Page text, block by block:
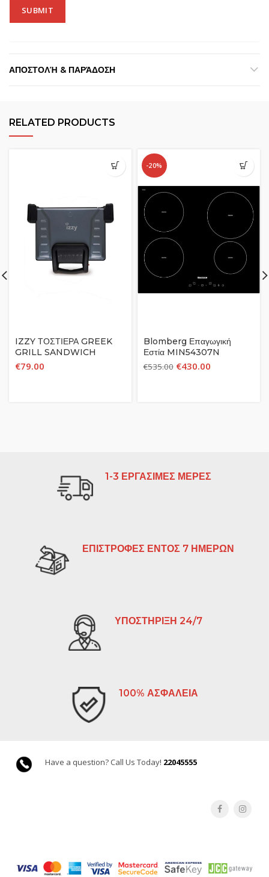
ΑΠΟΣΤΟΛΉ & ΠΑΡΆΔΟΣΗ
RELATED PRODUCTS
IZZY ΤΟΣΤΙΕΡΑ GREEK
GRILL SANDWICH
MAKER
€79.00
-20%
Blomberg Επαγωγική
Εστία MIN54307N
€535.00 €430.00
1-3 ΕΡΓΑΣΙΜΕΣ ΜΕΡΕΣ
ΕΠΙΣΤΡΟΦΕΣ ΕΝΤΟΣ 7 ΗΜΕΡΩΝ
ΥΠΟΣΤΗΡΙΞΗ 24/7
100% ΑΣΦΑΛΕΙΑ
Have a question? Call Us Today! 22045555